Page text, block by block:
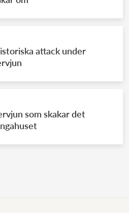
kungahuset
kungahuset
kungahuset
storhertighuset
kejsarhuset
attack under
som skakar det